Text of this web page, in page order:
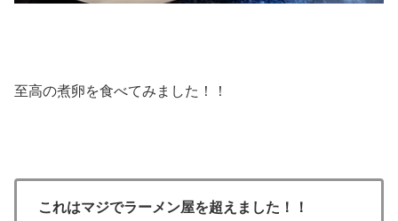
至高の煮卵を食べてみました！！
これはマジでラーメン屋を超えました！！